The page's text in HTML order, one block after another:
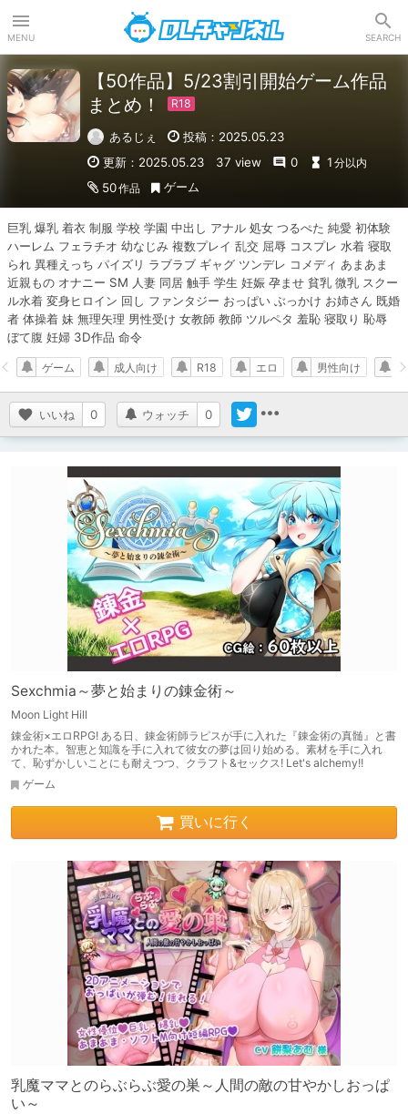
MENU SEARCH
【50作品】5/23割引開始ゲーム作品
まとめ！
あるじぇ
投稿：2025.05.23
更新：2025.05.23
37 view 0 1 分以内
50作品 ゲーム
巨乳 爆乳 着衣 制服 学校 学園 中出し アナル 処女 つるぺた 純愛 初体験
ハーレム フェラチオ 幼なじみ 複数プレイ 乱交 屈辱 コスプレ 水着 寝取
られ 異種えっち パイズリ ラブラブ ギャグ ツンデレ コメディ あまあま
近親もの オナニー SM 人妻 同居 触手 学生 妊娠 孕ませ 貧乳 微乳 スクー
ル水着 変身ヒロイン 回し ファンタジー おっぱい ぶっかけ お姉さん 既婚
者 体操着 妹 無理矢理 男性受け 女教師 教師 ツルペタ 羞恥 寝取り 恥辱
ぼて腹 妊婦 3D作品 命令
いいね 0 ウォッチ 0
ゲーム 成人向け R18 エロ 男性向け
Sexchmia～夢と始まりの錬金術～
Moon Light Hill
錬金術×エロRPG! ある日、錬金術師ラピスが手に入れた『錬金術の真髄』と書
かれた本。智恵と知識を手に入れて彼女の夢は回り始める。素材を手に入れ
て、恥ずかしいことにも耐えつつ、クラフト&セックス! Let's alchemy!!
ゲーム
買いに行く
乳魔ママとのらぶらぶ愛の巣～人間の敵の甘やかしおっぱ
い～